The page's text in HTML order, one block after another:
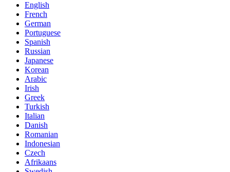
English
French
German
Portuguese
Spanish
Russian
Japanese
Korean
Arabic
Irish
Greek
Turkish
Italian
Danish
Romanian
Indonesian
Czech
Afrikaans